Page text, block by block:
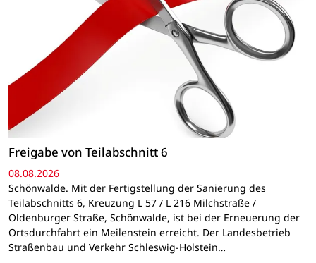
Freigabe von Teilabschnitt 6
08.08.2026
Schönwalde. Mit der Fertigstellung der Sanierung des
Teilabschnitts 6, Kreuzung L 57 / L 216 Milchstraße /
Oldenburger Straße, Schönwalde, ist bei der Erneuerung der
Ortsdurchfahrt ein Meilenstein erreicht. Der Landesbetrieb
Straßenbau und Verkehr Schleswig-Holstein…